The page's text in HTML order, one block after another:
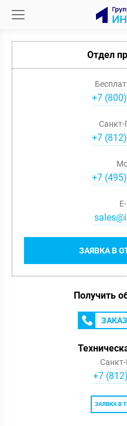
Отдел
+7
Санкт-
+7(812)
+7(495)
ЗАЯВКА В
Получить
Санкт-
+7
ЗАЯВКА В